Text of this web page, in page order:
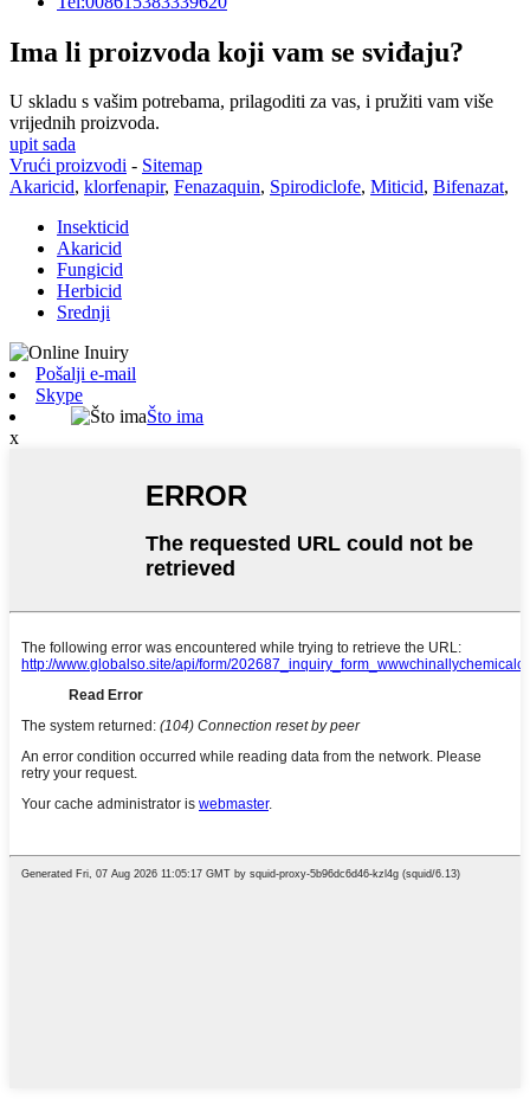
Ima li proizvoda koji vam se sviđaju?
U skladu s vašim potrebama, prilagoditi za vas, i pružiti vam više
vrijednih proizvoda.
upit sada
Vrući proizvodi - Sitemap
Akaricid, klorfenapir, Fenazaquin, Spirodiclofe, Miticid, Bifenazat,
Insekticid
Akaricid
Fungicid
Herbicid
Srednji
Pošalji e-mail
Skype
Što ima
x